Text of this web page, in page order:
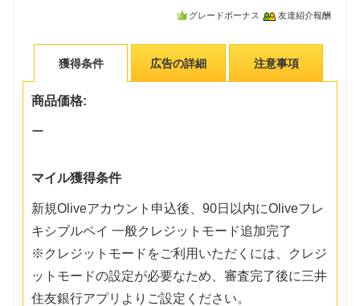
グレードボーナス 友達紹介報酬
獲得条件 広告の詳細 注意事項
商品価格:
ー
マイル獲得条件
新規Oliveアカウント申込後、90日以内にOliveフレ
キシブルペイ 一般クレジットモード追加完了
※クレジットモードをご利用いただくには、クレジ
ットモードの設定が必要なため、審査完了後に三井
住友銀行アプリよりご設定ください。